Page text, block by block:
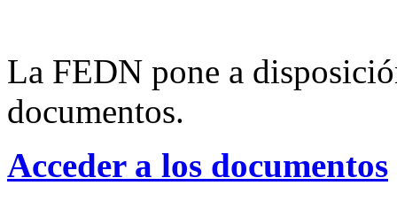
La FEDN pone a
documentos.
Acceder a los documentos